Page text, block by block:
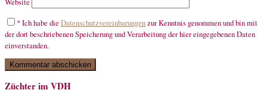
*Ich habe dieDatenschutzvereinbarungenzur Kenntnis genommen und bin mit
der dort beschriebenen Speicherung und Verarbeitung der hier eingegebenen Daten
einverstanden.
Züchter im VDH